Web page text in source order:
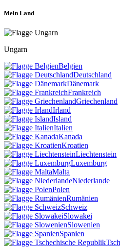
Mein Land
Ungarn
Belgien
Deutschland
Dänemark
Frankreich
Griechenland
Irland
Island
Italien
Kanada
Kroatien
Liechtenstein
Luxemburg
Malta
Niederlande
Polen
Rumänien
Schweiz
Slowakei
Slowenien
Spanien